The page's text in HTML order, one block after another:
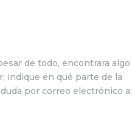
de todo, encontrara algo
indique en qué parte de la
por correo electrónico a: